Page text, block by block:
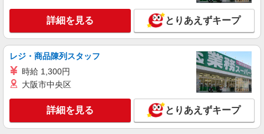
ィブ支給(規定有) ★月2回払い・週払い可能（規程
有）★ ゜・。○。・゜+゜・。○。・゜+゜
キープ 詳細を見る
詳細を見る とりあえずキープ
レジ・商品陳列スタッフ
時給 1,300円
大阪市中央区
詳細を見る とりあえずキープ